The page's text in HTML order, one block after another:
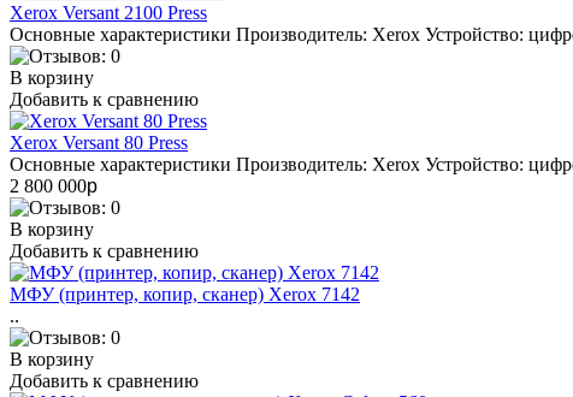
Xerox Versant 2100 Press
Основные характеристики Производитель: Xerox Устройство:
В корзину
Добавить к сравнению
Xerox Versant 80 Press
Основные характеристики Производитель: Xerox Устройство:
2 800 000p
В корзину
Добавить к сравнению
МФУ (принтер, копир, сканер) Xerox 7142
..
В корзину
Добавить к сравнению